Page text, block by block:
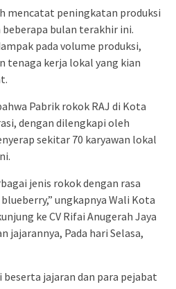
mencatat peningkatan produksi
bulan terakhir ini.
pada volume produksi,
tenaga kerja lokal yang kian
Pabrik rokok RAJ di Kota
dengan dilengkapi oleh
sekitar 70 karyawan lokal
jenis rokok dengan rasa
ungkapnya Wali Kota
ke CV Rifai Anugerah Jaya
jajarannya, Pada hari Selasa,
jajaran dan para pejabat